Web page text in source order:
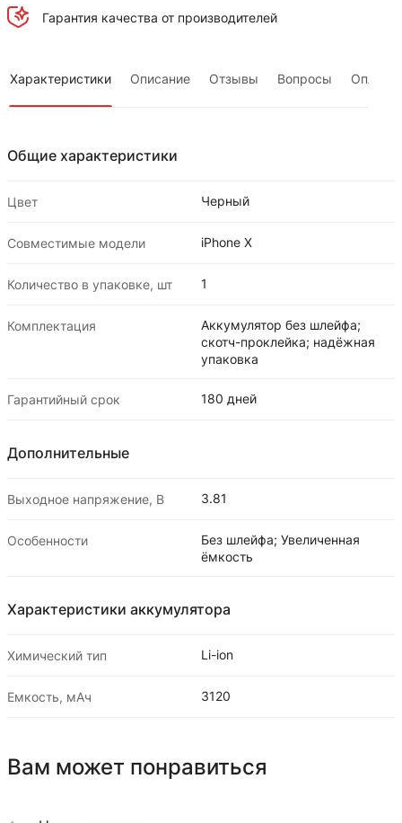
Гарантия качества от производителей
Характеристики Описание Отзывы Вопросы Оплата
Общие характеристики
Цвет Черный
Совместимые модели iPhone X
Количество в упаковке, шт 1
Комплектация
Аккумулятор без шлейфа;
скотч-проклейка; надёжная
упаковка
Гарантийный срок 180 дней
Дополнительные
Выходное напряжение, В 3.81
Особенности
Без шлейфа; Увеличенная
ёмкость
Характеристики аккумулятора
Химический тип Li-ion
Емкость, мАч 3120
Вам может понравиться